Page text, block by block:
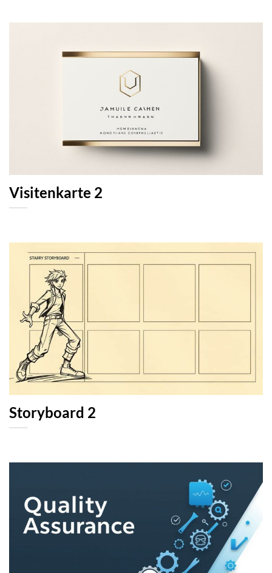
Visitenkarte 2
Storyboard 2